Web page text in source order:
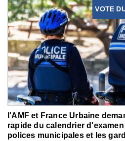
VOTE
l'AMF et France Urbaine
rapide du calendrier
polices municipales et les